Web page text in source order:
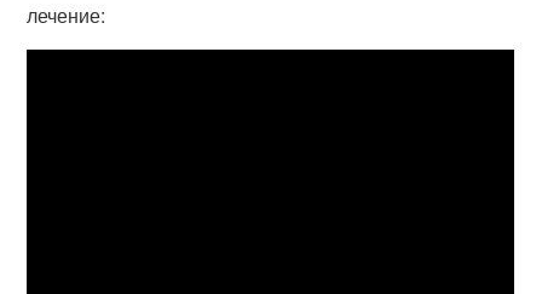
лечение: